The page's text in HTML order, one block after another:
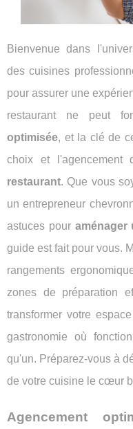
Bienvenue dans
des cuisines
pour assurer une
restaurant ne peut
optimisée, et la clé de
choix et l'agencement
restaurant. Que vous
un entrepreneur
astuces pour aménager
guide est fait pour vous.
rangements
zones de préparation
transformer votre
gastronomie où
qu'un. Préparez-vous à
de votre cuisine le cœur
Agencement